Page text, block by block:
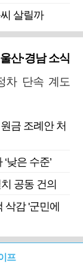
살릴까
울산·경남 소식
차 단속 계도
금 조례안 처
낮은 수준’
공동 건의
감 '군민에
프